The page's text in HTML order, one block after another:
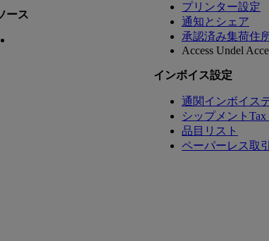
ース
プリンター設定
通知とシェア
承認済み集荷住
Access Undel
インボイス設定
通関インボイス
シップメントTax
品目リスト
ペーパーレス取引